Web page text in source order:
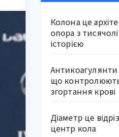
Колона це
опора з
історією
що
згортання крові
Діаметр це
центр кола